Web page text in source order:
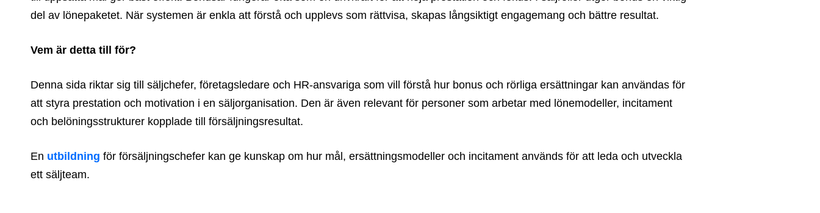
del av lönepaketet. När systemen är enkla att förstå och upplevs som rättvisa, skapas långsiktigt engagemang och bättre resultat.
Vem är detta till för?
Denna sida riktar sig till säljchefer, företagsledare och HR-ansvariga som vill förstå hur bonus och rörliga ersättningar kan användas för
att styra prestation och motivation i en säljorganisation. Den är även relevant för personer som arbetar med lönemodeller, incitament
och belöningsstrukturer kopplade till försäljningsresultat.
En utbildning för försäljningschefer kan ge kunskap om hur mål, ersättningsmodeller och incitament används för att leda och utveckla
ett säljteam.